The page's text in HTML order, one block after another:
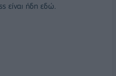
είναι ήδη εδώ.